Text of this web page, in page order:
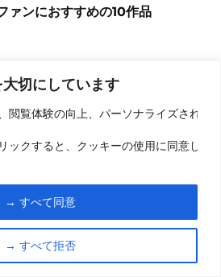
切にしています
閲覧体験の向上、パーソナライズされた
ックすると、クッキーの使用に同意した
→ すべて拒否
→ すべて同意
ァンにおすすめの10作品